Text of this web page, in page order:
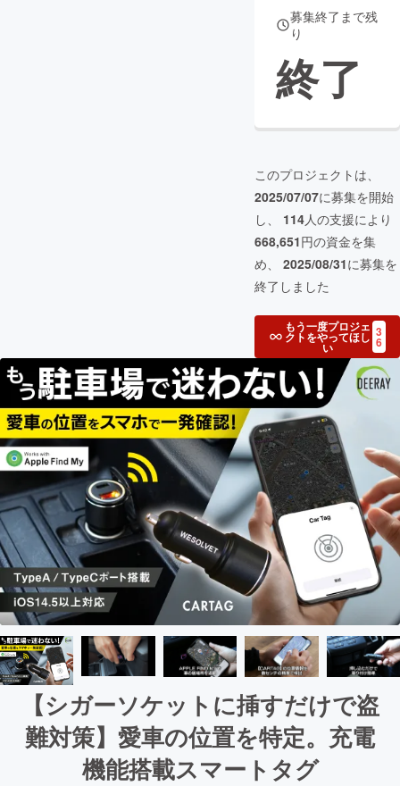
募集終了まで残
り
終了
このプロジェクトは、
2025/07/07に募集を開始
し、 114人の支援により
668,651円の資金を集
め、 2025/08/31に募集を
終了しました
もう一度プロジェ
クトをやってほし
い
3
6
【シガーソケットに挿すだけで盗
難対策】愛車の位置を特定。充電
機能搭載スマートタグ